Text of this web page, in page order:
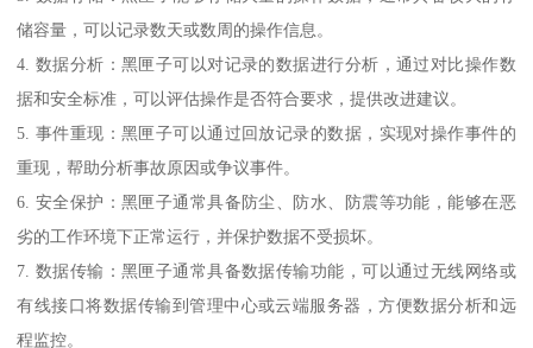
储容量，可以记录数天或数周的操作信息。
4. 数据分析：黑匣子可以对记录的数据进行分析，通过对比操作数
据和安全标准，可以评估操作是否符合要求，提供改进建议。
5. 事件重现：黑匣子可以通过回放记录的数据，实现对操作事件的
重现，帮助分析事故原因或争议事件。
6. 安全保护：黑匣子通常具备防尘、防水、防震等功能，能够在恶
劣的工作环境下正常运行，并保护数据不受损坏。
7. 数据传输：黑匣子通常具备数据传输功能，可以通过无线网络或
有线接口将数据传输到管理中心或云端服务器，方便数据分析和远
程监控。